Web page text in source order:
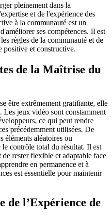
pleinement dans la
et de l'expérience des
à la communauté est un
ses compétences. Il est
règles de la communauté et de
positive et constructive.
de la Maîtrise du
être extrêmement gratifiante, elle
Les jeux vidéo sont constamment
ce qui peut rendre
précédemment utilisées. De
éléments aléatoires ou
contrôle total du résultat. Il est
rester flexible et adaptable face
en permanence et à
est essentielle pour maintenir
de l’Expérience de